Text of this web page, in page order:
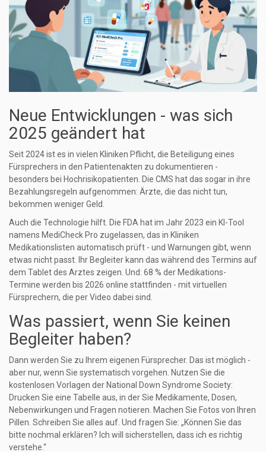
Neue Entwicklungen - was sich
2025 geändert hat
Seit 2024 ist es in vielen Kliniken Pflicht, die Beteiligung eines
Fürsprechers in den Patientenakten zu dokumentieren -
besonders bei Hochrisikopatienten. Die CMS hat das sogar in ihre
Bezahlungsregeln aufgenommen: Ärzte, die das nicht tun,
bekommen weniger Geld.
Auch die Technologie hilft. Die FDA hat im Jahr 2023 ein KI-Tool
namens MediCheck Pro zugelassen, das in Kliniken
Medikationslisten automatisch prüft - und Warnungen gibt, wenn
etwas nicht passt. Ihr Begleiter kann das während des Termins auf
dem Tablet des Arztes zeigen. Und: 68 % der Medikations-
Termine werden bis 2026 online stattfinden - mit virtuellen
Fürsprechern, die per Video dabei sind.
Was passiert, wenn Sie keinen
Begleiter haben?
Dann werden Sie zu Ihrem eigenen Fürsprecher. Das ist möglich -
aber nur, wenn Sie systematisch vorgehen. Nutzen Sie die
kostenlosen Vorlagen der National Down Syndrome Society:
Drucken Sie eine Tabelle aus, in der Sie Medikamente, Dosen,
Nebenwirkungen und Fragen notieren. Machen Sie Fotos von Ihren
Pillen. Schreiben Sie alles auf. Und fragen Sie: „Können Sie das
bitte nochmal erklären? Ich will sicherstellen, dass ich es richtig
verstehe.“